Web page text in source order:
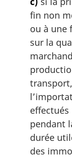
fin non
ou à une
sur la
pendant
durée
des